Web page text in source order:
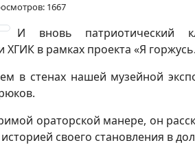
1667
И вновь патриотический
ХГИК в рамках проекта «Я
в стенах нашей музейной
ораторской манере, он
своего становления в